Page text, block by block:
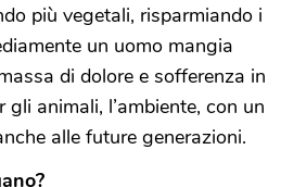
più vegetali, risparmiando i
un uomo mangia
di dolore e sofferenza in
gli animali, l’ambiente, con un
alle future generazioni.